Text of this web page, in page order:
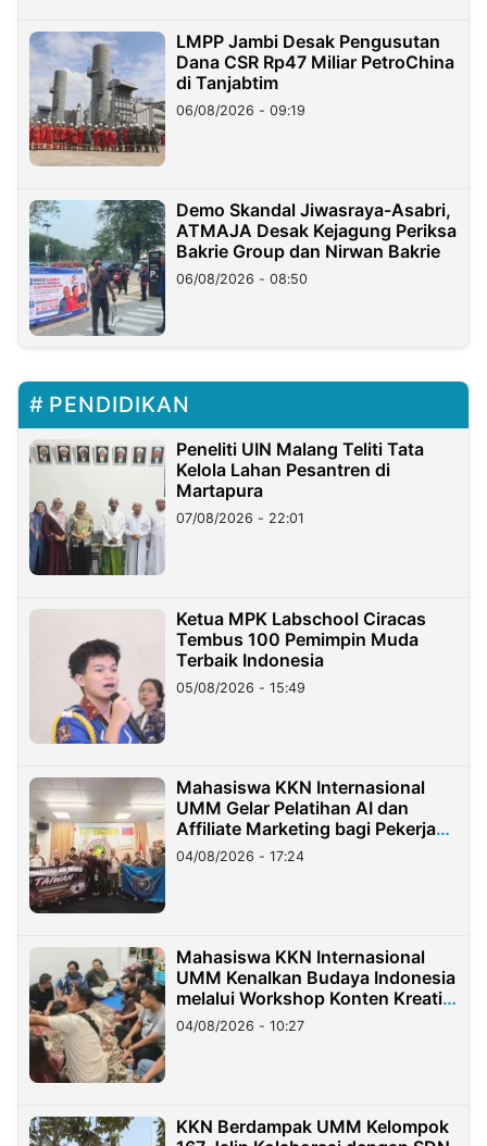
LMPP Jambi Desak Pengusutan
Dana CSR Rp47 Miliar PetroChina
di Tanjabtim
06/08/2026 - 09:19
Demo Skandal Jiwasraya-Asabri,
ATMAJA Desak Kejagung Periksa
Bakrie Group dan Nirwan Bakrie
06/08/2026 - 08:50
PENDIDIKAN
Peneliti UIN Malang Teliti Tata
Kelola Lahan Pesantren di
Martapura
07/08/2026 - 22:01
Ketua MPK Labschool Ciracas
Tembus 100 Pemimpin Muda
Terbaik Indonesia
05/08/2026 - 15:49
Mahasiswa KKN Internasional
UMM Gelar Pelatihan AI dan
Affiliate Marketing bagi Pekerja
Migran Indonesia di Taiwan
04/08/2026 - 17:24
Mahasiswa KKN Internasional
UMM Kenalkan Budaya Indonesia
melalui Workshop Konten Kreatif
di Taiwan
04/08/2026 - 10:27
KKN Berdampak UMM Kelompok